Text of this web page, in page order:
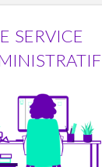
service